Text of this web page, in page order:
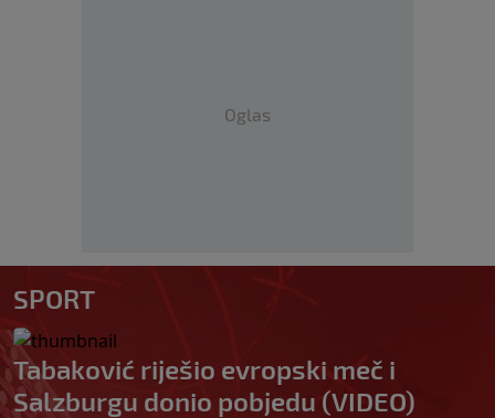
Oglas
SPORT
Tabaković riješio evropski meč i
Salzburgu donio pobjedu (VIDEO)